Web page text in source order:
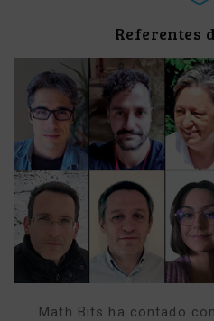
Referentes
Math Bits ha contado